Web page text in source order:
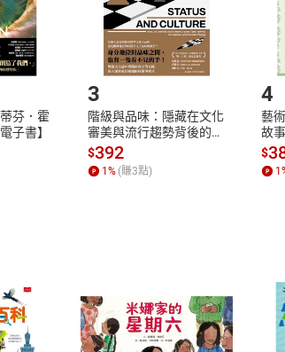
Step2.登入帳號
芬．霍
子書】
3
階級與品味：隱藏在文化
審美與流行趨勢背後的地
位渴望【電子書】
$392
1 % (賺3點)
4
藝
故
場
何
書
$
1